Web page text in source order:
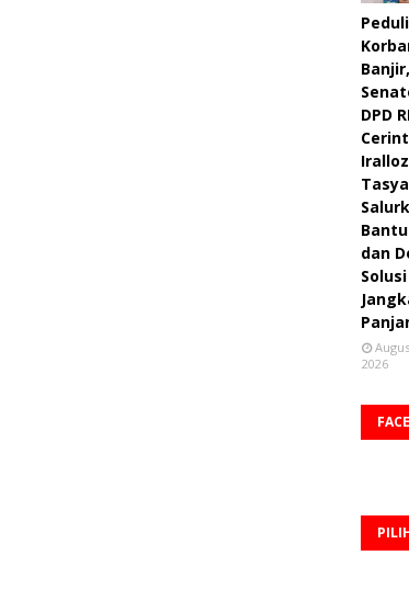
Peduli
Banjir,
DPD
Cerint
Tasya
dan
Solusi
2026